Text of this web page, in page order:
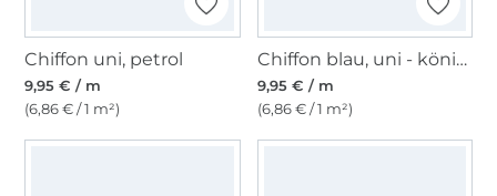
Chiffon uni, petrol
9,95 € / m
(6,86 € / 1 m²)
Chiffon blau, uni - königsblau
9,95 € / m
(6,86 € / 1 m²)